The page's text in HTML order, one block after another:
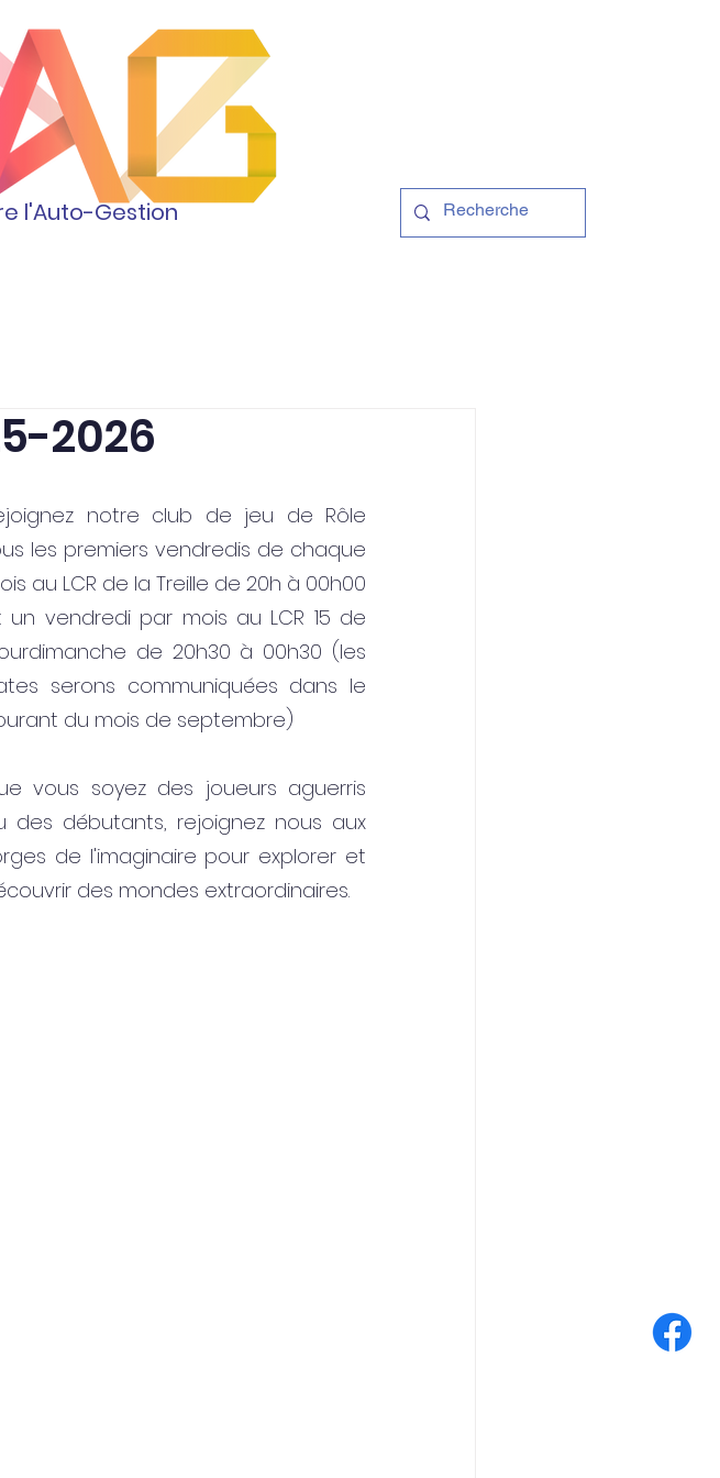
l'Auto-Gestion
2026
notre club de jeu de Rôle
les premiers vendredis de chaque
au LCR de la Treille de 20h à 00h00
un vendredi par mois au LCR 15 de
de 20h30 à 00h30 (les
serons communiquées dans le
du mois de septembre)
vous soyez des joueurs aguerris
des débutants, rejoignez nous aux
de l'imaginaire pour explorer et
des mondes extraordinaires.